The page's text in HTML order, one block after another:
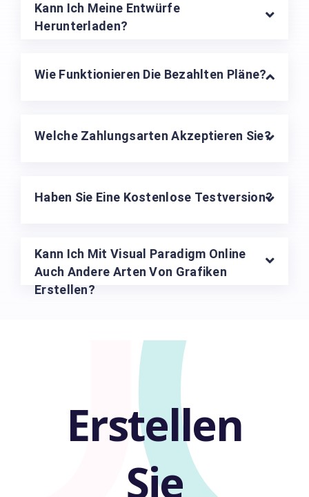
Kann Ich Meine Entwürfe
Herunterladen?
Wie Funktionieren Die Bezahlten Pläne?
Welche Zahlungsarten Akzeptieren Sie?
Haben Sie Eine Kostenlose Testversion?
Kann Ich Mit Visual Paradigm Online
Auch Andere Arten Von Grafiken
Erstellen?
Erstellen
Sie